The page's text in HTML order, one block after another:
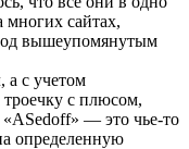
сайтах,
вышеупомянутым
а с учетом
с плюсом,
«ASedoff» — это чье-то
определенную